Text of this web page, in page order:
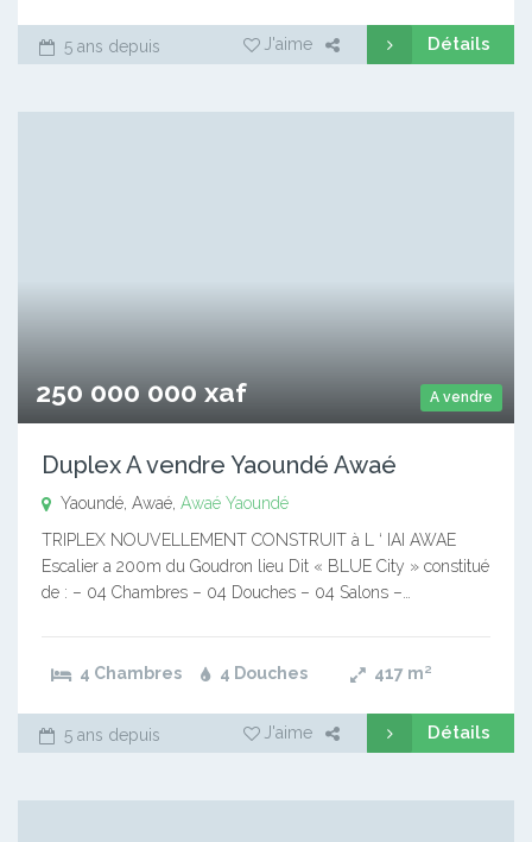
5 ans depuis J'aime Détails
A vendre
250 000 000 xaf
Duplex A vendre Yaoundé Awaé
Yaoundé, Awaé, Awaé Yaoundé
TRIPLEX NOUVELLEMENT CONSTRUIT à L ‘ IAI AWAE
Escalier a 200m du Goudron lieu Dit « BLUE City » constitué
de : – 04 Chambres – 04 Douches – 04 Salons –…
4 Chambres 4 Douches 417 m²
5 ans depuis J'aime Détails